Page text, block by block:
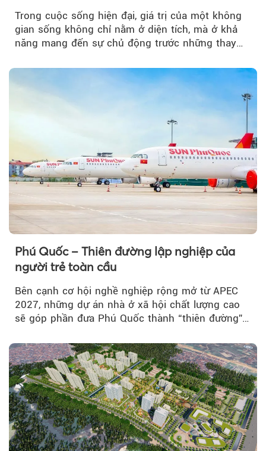
Trong cuộc sống hiện đại, giá trị của một không
gian sống không chỉ nằm ở diện tích, mà ở khả
năng mang đến sự chủ động trước những thay
Phú Quốc – Thiên đường lập nghiệp của
người trẻ toàn cầu
Bên cạnh cơ hội nghề nghiệp rộng mở từ APEC
2027, những dự án nhà ở xã hội chất lượng cao
sẽ góp phần đưa Phú Quốc thành “thiên đường”